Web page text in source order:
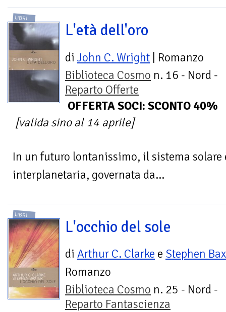
LIBRI
L'età dell'oro
di John C. Wright | Romanzo
Biblioteca Cosmo n. 16 - Nord -
Reparto Offerte
OFFERTA SOCI: SCONTO 40%
[valida sino al 14 aprile]
In un futuro lontanissimo, il sistema solare
interplanetaria, governata da...
LIBRI
L'occhio del sole
di Arthur C. Clarke e Stephen
Romanzo
Biblioteca Cosmo n. 25 - Nord -
Reparto Fantascienza